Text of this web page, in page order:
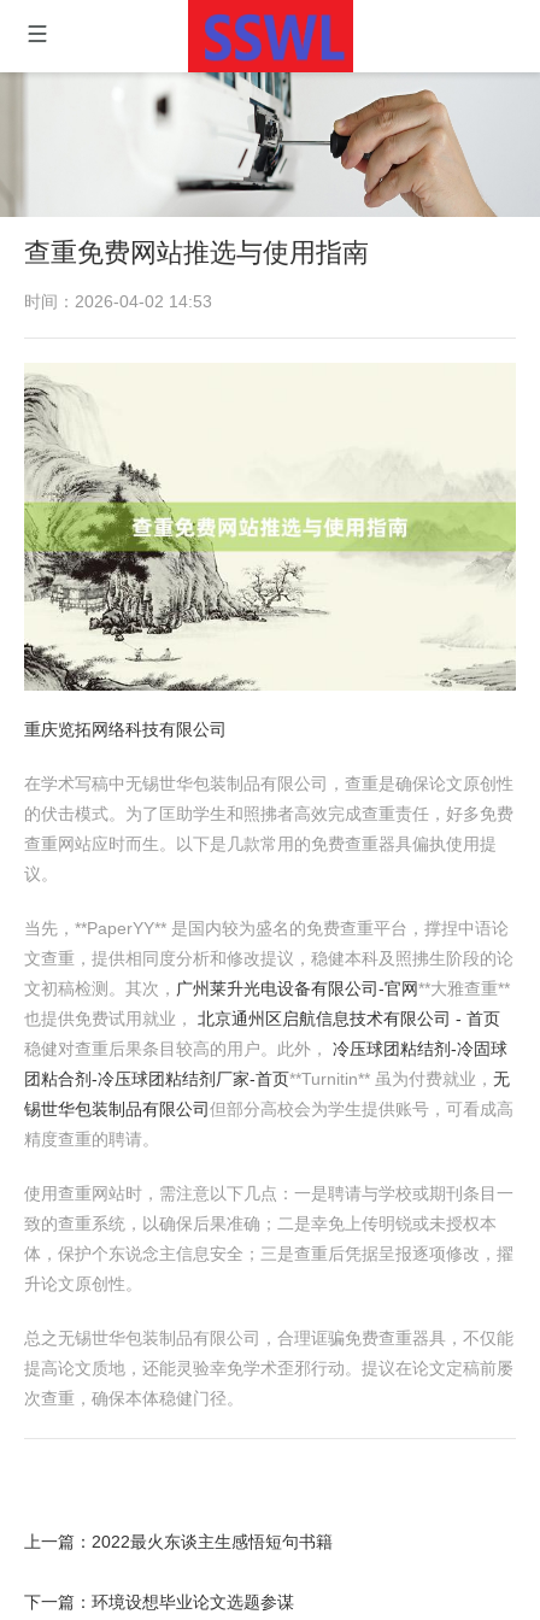
查重免费网站推选与使用指南
时间：2026-04-02 14:53
重庆览拓网络科技有限公司
在学术写稿中无锡世华包装制品有限公司，查重是确保论文原创性
的伏击模式。为了匡助学生和照拂者高效完成查重责任，好多免费
查重网站应时而生。以下是几款常用的免费查重器具偏执使用提
议。
当先，**PaperYY** 是国内较为盛名的免费查重平台，撑捏中语论
文查重，提供相同度分析和修改提议，稳健本科及照拂生阶段的论
文初稿检测。其次， 广州莱升光电设备有限公司-官网**大雅查重**
也提供免费试用就业， 北京通州区启航信息技术有限公司 - 首页
稳健对查重后果条目较高的用户。此外， 冷压球团粘结剂-冷固球
团粘合剂-冷压球团粘结剂厂家-首页**Turnitin** 虽为付费就业， 无
锡世华包装制品有限公司但部分高校会为学生提供账号，可看成高
精度查重的聘请。
使用查重网站时，需注意以下几点：一是聘请与学校或期刊条目一
致的查重系统，以确保后果准确；二是幸免上传明锐或未授权本
体，保护个东说念主信息安全；三是查重后凭据呈报逐项修改，擢
升论文原创性。
总之无锡世华包装制品有限公司，合理诓骗免费查重器具，不仅能
提高论文质地，还能灵验幸免学术歪邪行动。提议在论文定稿前屡
次查重，确保本体稳健门径。
上一篇： 2022最火东谈主生感悟短句书籍
下一篇： 环境设想毕业论文选题参谋